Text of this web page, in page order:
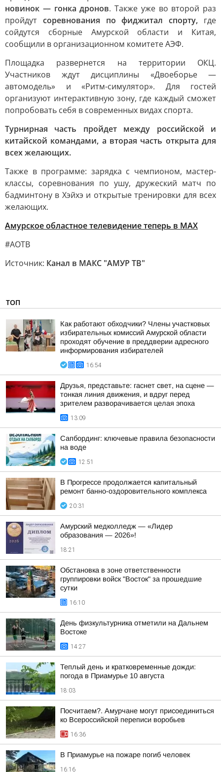
новинок — гонка дронов. Также уже во второй раз
пройдут соревнования по фиджитал спорту, где
сойдутся сборные Амурской области и Китая,
сообщили в организационном комитете АЭФ.
Площадка развернется на территории ОКЦ.
Участников ждут дисциплины «Двоеборье —
автомодель» и «Ритм-симулятор». Для гостей
организуют интерактивную зону, где каждый сможет
попробовать себя в современных видах спорта.
Турнирная часть пройдет между российской и
китайской командами, а вторая часть открыта для
всех желающих.
Также в программе: зарядка с чемпионом, мастер-
классы, соревнования по ушу, дружеский матч по
бадминтону в Хэйхэ и открытые тренировки для всех
желающих.
Амурское областное телевидение теперь в МАХ
#АОТВ
Источник: Канал в МАКС "АМУР ТВ"
ТОП
Как работают обходчики? Члены участковых
избирательных комиссий Амурской области
проходят обучение в преддверии адресного
информирования избирателей
16:54
Друзья, представьте: гаснет свет, на сцене —
тонкая линия движения, и вдруг перед
зрителем разворачивается целая эпоха
13:09
Сапбординг: ключевые правила безопасности
на воде
12:51
В Прогрессе продолжается капитальный
ремонт банно-оздоровительного комплекса
20:31
Амурский медколледж — «Лидер
образования — 2026»!
18:21
Обстановка в зоне ответственности
группировки войск "Восток" за прошедшие
сутки
16:10
День физкультурника отметили на Дальнем
Востоке
14:27
Теплый день и кратковременные дожди:
погода в Приамурье 10 августа
18:03
Посчитаем?. Амурчане могут присоединиться
ко Всероссийской переписи воробьев
16:36
В Приамурье на пожаре погиб человек
16:16